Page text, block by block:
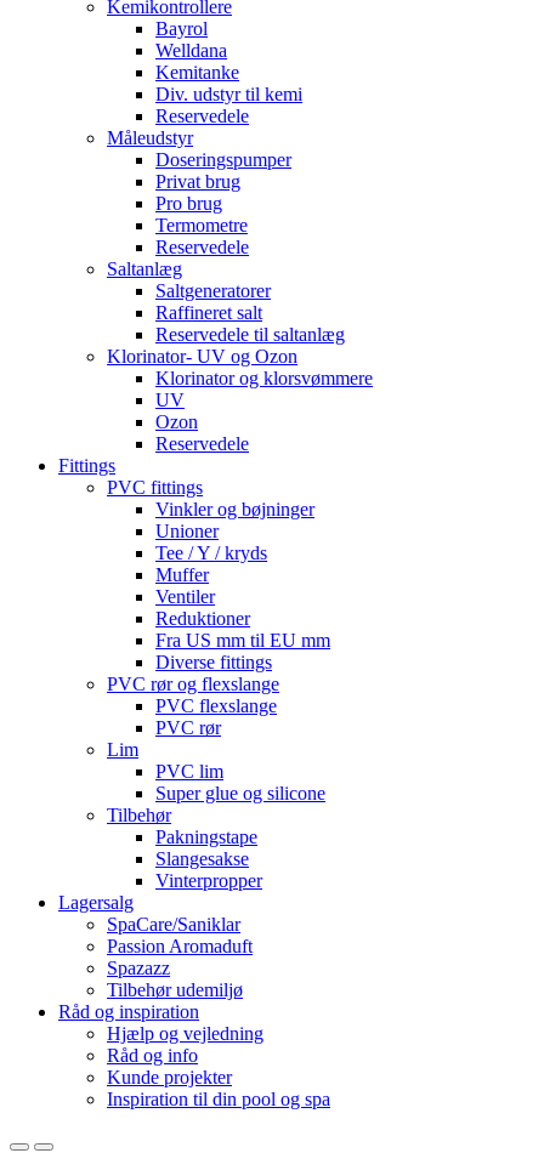
Kemikontrollere
Bayrol
Welldana
Kemitanke
Div. udstyr til kemi
Reservedele
Måleudstyr
Doseringspumper
Privat brug
Pro brug
Termometre
Reservedele
Saltanlæg
Saltgeneratorer
Raffineret salt
Reservedele til saltanlæg
Klorinator- UV og Ozon
Klorinator og klorsvømmere
UV
Ozon
Reservedele
Fittings
PVC fittings
Vinkler og bøjninger
Unioner
Tee / Y / kryds
Muffer
Ventiler
Reduktioner
Fra US mm til EU mm
Diverse fittings
PVC rør og flexslange
PVC flexslange
PVC rør
Lim
PVC lim
Super glue og silicone
Tilbehør
Pakningstape
Slangesakse
Vinterpropper
Lagersalg
SpaCare/Saniklar
Passion Aromaduft
Spazazz
Tilbehør udemiljø
Råd og inspiration
Hjælp og vejledning
Råd og info
Kunde projekter
Inspiration til din pool og spa
OpenClose